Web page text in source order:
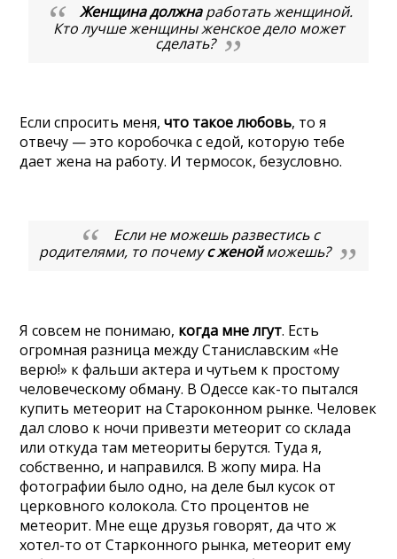
Женщина должнаработать женщиной.
Кто лучше женщины женское дело может
сделать?
Если спросить меня,что такое любовь, то я
отвечу — это коробочка с едой, которую тебе
дает жена на работу. И термосок, безусловно.
Если не можешь развестись с
родителями, то почемус женойможешь?
Я совсем не понимаю, когда мне лгут. Есть
огромная разница между Станиславским «Не
верю!» к фальши актера и чутьем к простому
человеческому обману. В Одессе как-то пытался
купить метеорит на Староконном рынке. Человек
дал слово к ночи привезти метеорит со склада
или откуда там метеориты берутся. Туда я,
собственно, и направился. В жопу мира. На
фотографии было одно, на деле был кусок от
церковного колокола. Сто процентов не
метеорит. Мне еще друзья говорят, да что ж
хотел-то от Старконного рынка, метеорит ему